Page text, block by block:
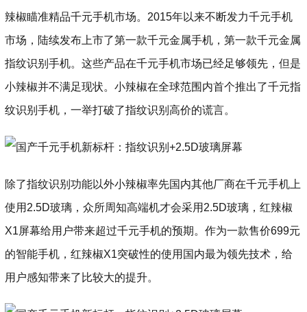
辣椒瞄准精品千元手机市场。2015年以来不断发力千元手机
市场，陆续发布上市了第一款千元金属手机，第一款千元金属
指纹识别手机。这些产品在千元手机市场已经足够领先，但是
小辣椒并不满足现状。小辣椒在全球范围内首个推出了千元指
纹识别手机，一举打破了指纹识别高价的谎言。
除了指纹识别功能以外小辣椒率先国内其他厂商在千元手机上
使用2.5D玻璃，众所周知高端机才会采用2.5D玻璃，红辣椒
X1屏幕给用户带来超过千元手机的预期。作为一款售价699元
的智能手机，红辣椒X1突破性的使用国内最为领先技术，给
用户感知带来了比较大的提升。